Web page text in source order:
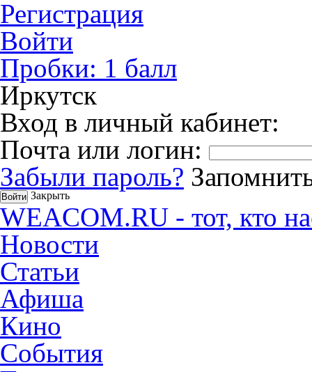
Регистрация
Войти
Пробки: 1 балл
Иркутск
Вход в личный кабинет:
Почта или логин:
Забыли пароль?
Закрыть
WEACOM.RU - тот, кто
Новости
Статьи
Афиша
Кино
События